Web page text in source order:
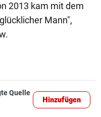
2013 kam mit dem
Mann",
Quelle
Hinzufügen